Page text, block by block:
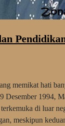
memikat hati
Desember 1994,
di luar
meskipun